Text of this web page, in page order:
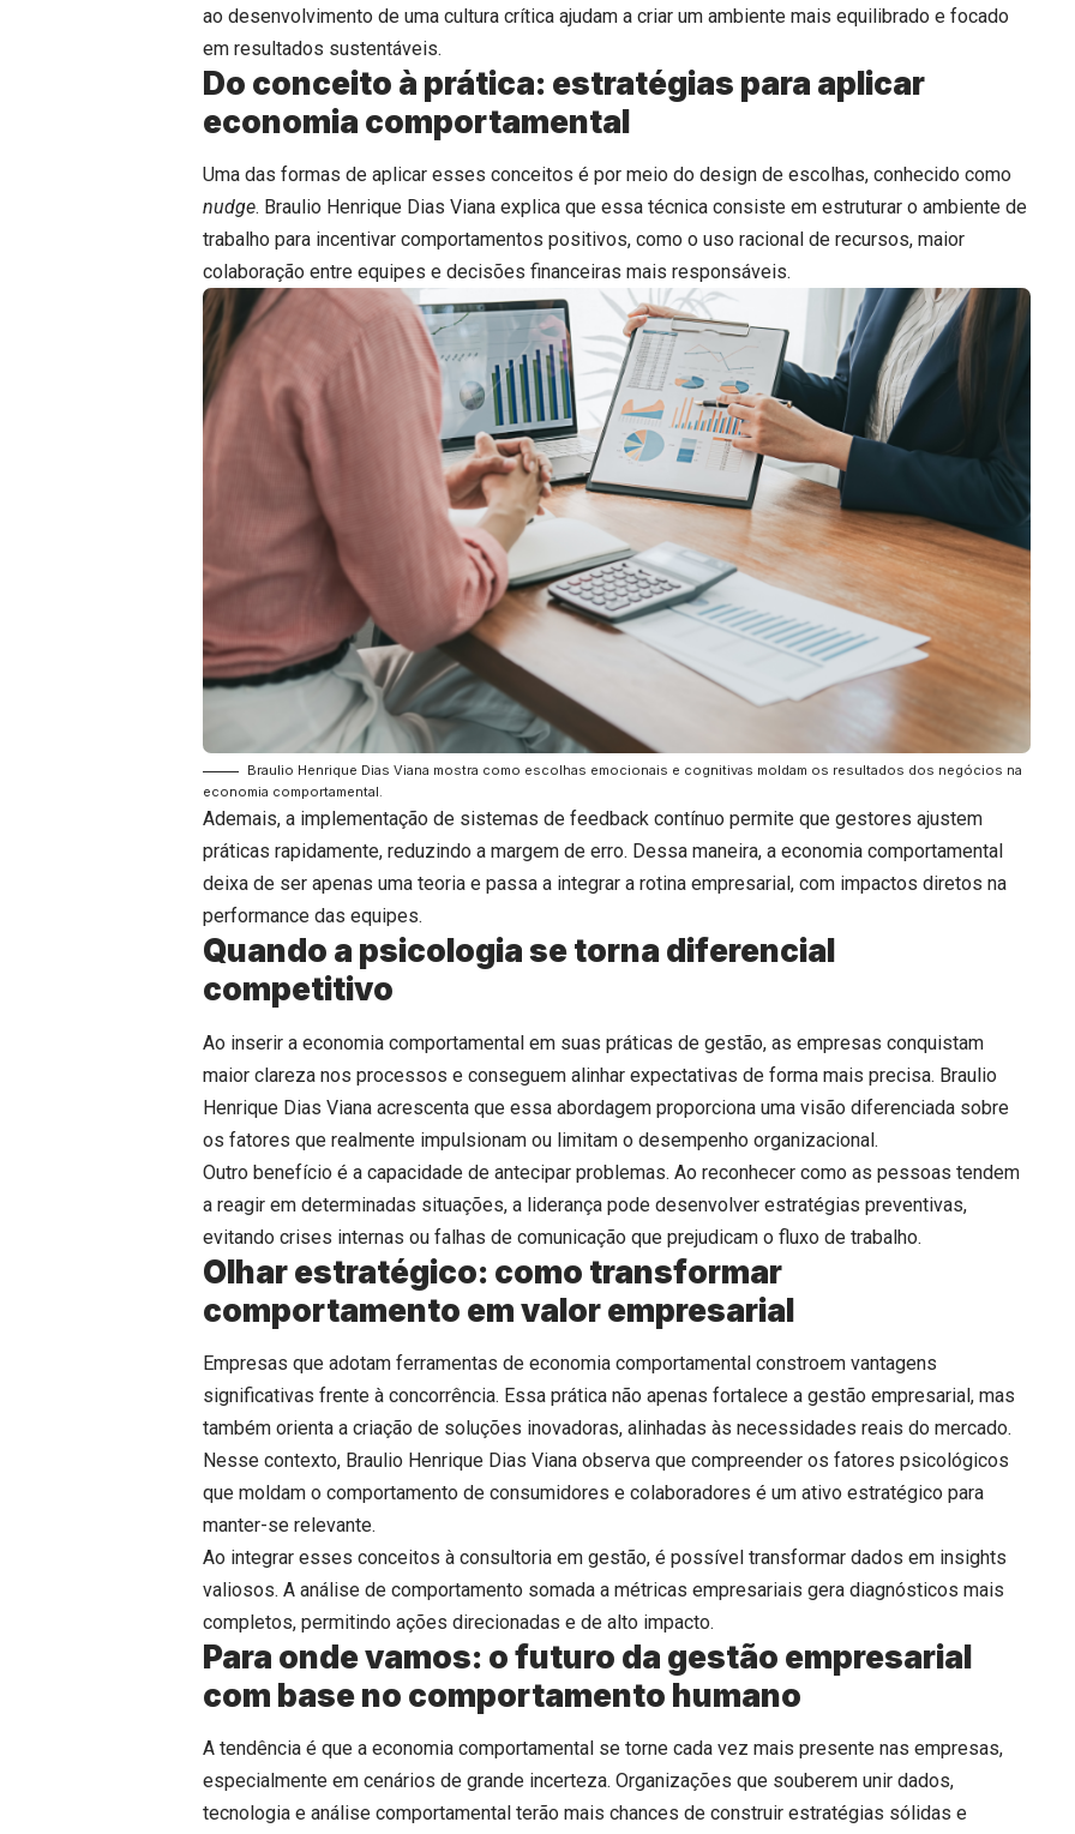
ao desenvolvimento de uma cultura crítica ajudam a criar um ambiente mais equilibrado e focado
em resultados sustentáveis.
Do conceito à prática: estratégias para aplicar
economia comportamental
Uma das formas de aplicar esses conceitos é por meio do design de escolhas, conhecido como
nudge. Braulio Henrique Dias Viana explica que essa técnica consiste em estruturar o ambiente de
trabalho para incentivar comportamentos positivos, como o uso racional de recursos, maior
colaboração entre equipes e decisões financeiras mais responsáveis.
Braulio Henrique Dias Viana mostra como escolhas emocionais e cognitivas moldam os resultados dos negócios na
economia comportamental.
Ademais, a implementação de sistemas de feedback contínuo permite que gestores ajustem
práticas rapidamente, reduzindo a margem de erro. Dessa maneira, a economia comportamental
deixa de ser apenas uma teoria e passa a integrar a rotina empresarial, com impactos diretos na
performance das equipes.
Quando a psicologia se torna diferencial
competitivo
Ao inserir a economia comportamental em suas práticas de gestão, as empresas conquistam
maior clareza nos processos e conseguem alinhar expectativas de forma mais precisa. Braulio
Henrique Dias Viana acrescenta que essa abordagem proporciona uma visão diferenciada sobre
os fatores que realmente impulsionam ou limitam o desempenho organizacional.
Outro benefício é a capacidade de antecipar problemas. Ao reconhecer como as pessoas tendem
a reagir em determinadas situações, a liderança pode desenvolver estratégias preventivas,
evitando crises internas ou falhas de comunicação que prejudicam o fluxo de trabalho.
Olhar estratégico: como transformar
comportamento em valor empresarial
Empresas que adotam ferramentas de economia comportamental constroem vantagens
significativas frente à concorrência. Essa prática não apenas fortalece a gestão empresarial, mas
também orienta a criação de soluções inovadoras, alinhadas às necessidades reais do mercado.
Nesse contexto, Braulio Henrique Dias Viana observa que compreender os fatores psicológicos
que moldam o comportamento de consumidores e colaboradores é um ativo estratégico para
manter-se relevante.
Ao integrar esses conceitos à consultoria em gestão, é possível transformar dados em insights
valiosos. A análise de comportamento somada a métricas empresariais gera diagnósticos mais
completos, permitindo ações direcionadas e de alto impacto.
Para onde vamos: o futuro da gestão empresarial
com base no comportamento humano
A tendência é que a economia comportamental se torne cada vez mais presente nas empresas,
especialmente em cenários de grande incerteza. Organizações que souberem unir dados,
tecnologia e análise comportamental terão mais chances de construir estratégias sólidas e